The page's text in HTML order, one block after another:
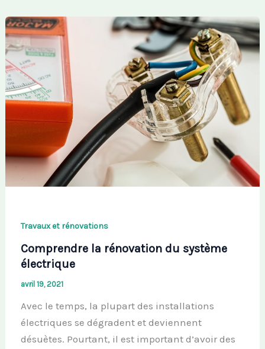
Travaux et rénovations
Comprendre la rénovation du système
électrique
avril 19, 2021
Avec le temps, la plupart des installations
électriques se dégradent et deviennent
désuètes. Pourtant, il est important d’avoir des